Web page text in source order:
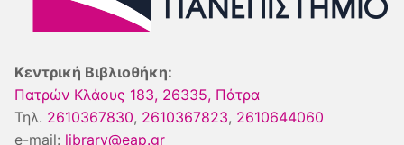
Κεντρική Βιβλιοθήκη:
Πατρών Κλάους 183, 26335, Πάτρα
Τηλ. 2610367830, 2610367823, 2610644060
e-mail: library@eap.gr